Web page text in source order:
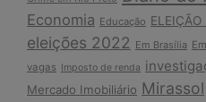
Economia Educação
eleições 2022 Em Brasília
vagas
Imposto de renda
Mercado Imobiliário Mirassol